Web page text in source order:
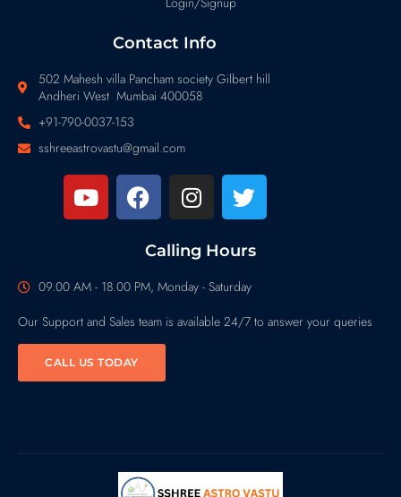
Contact Info
502 Mahesh villa Pancham society Gilbert hill
Andheri West Mumbai 400058
+91-790-0037-153
sshreeastrovastu@gmail.com
Calling Hours
09.00 AM - 18.00 PM, Monday - Saturday
Our Support and Sales team is available 24/7 to answer your queries
CALL US TODAY